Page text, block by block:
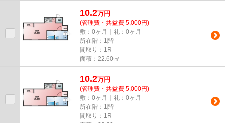
10.2万円
(管理費・共益費 5,000円)
敷：0ヶ月｜礼：0ヶ月
所在階：1階
間取り：1R
面積：22.60㎡
10.2万円
(管理費・共益費 5,000円)
敷：0ヶ月｜礼：0ヶ月
所在階：1階
間取り：1R